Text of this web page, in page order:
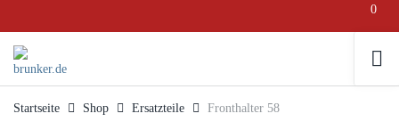
0
Startseite Shop Ersatzteile Fronthalter 58